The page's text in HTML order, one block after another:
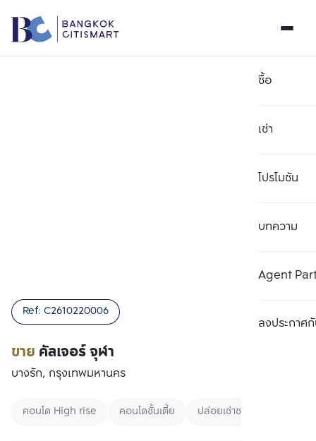
ซื้อ
เช่า
โปรโมชัน
บทความ
Agent
ลงประกาศกั
ขาย คัลเจอร์ จุฬา
Ref: C2610220006
บางรัก, กรุงเทพมหานคร
คอนโด High rise คอนโดชั้นเตี้ย ปล่อยเช่าชาวต่างชาติ
เปรียบเทียบ